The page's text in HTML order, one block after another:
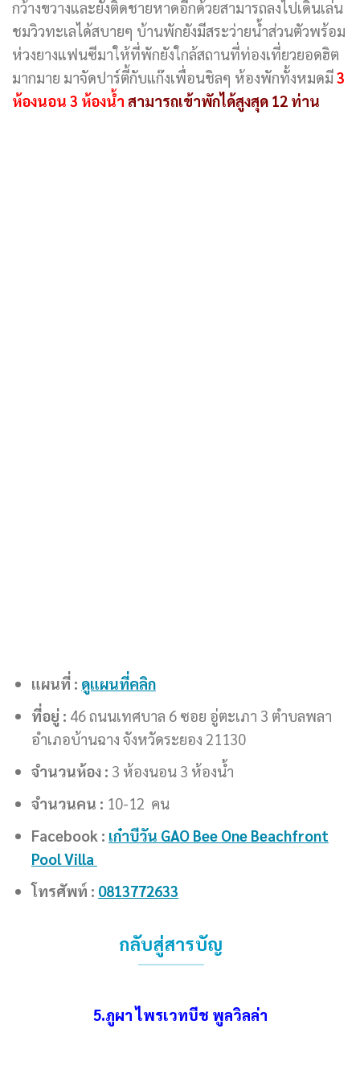
กว้างขวางและยังติดชายหาดอีกด้วยสามารถลงไปเดินเล่น
ชมวิวทะเลได้สบายๆ บ้านพักยังมีสระว่ายน้ำส่วนตัวพร้อม
ห่วงยางแฟนซีมาให้ที่พักยังใกล้สถานที่ท่องเที่ยวยอดฮิต
มากมาย มาจัดปาร์ตี้กับแก๊งเพื่อนชิลๆ ห้องพักทั้งหมดมี3
ห้องนอน 3 ห้องน้ำ สามารถเข้าพักได้สูงสุด 12 ท่าน
แผนที่ : ดูแผนที่คลิก
ที่อยู่ : 46 ถนนเทศบาล 6 ซอย อู่ตะเภา 3 ตำบลพลา
อำเภอบ้านฉาง จังหวัดระยอง 21130
จำนวนห้อง : 3 ห้องนอน 3 ห้องน้ำ
จำนวนคน : 10-12 คน
Facebook : เก๋าบีวัน GAO Bee One Beachfront
Pool Villa
โทรศัพท์ : 0813772633
กลับสู่สารบัญ
5.ภูผา ไพรเวทบีช พูลวิลล่า